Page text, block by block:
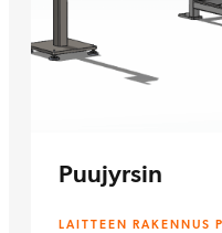
LAITTEEN RAKENNUS
Puujyrsin